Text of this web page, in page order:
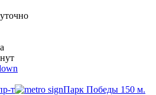
т
Парк Победы 150 м.